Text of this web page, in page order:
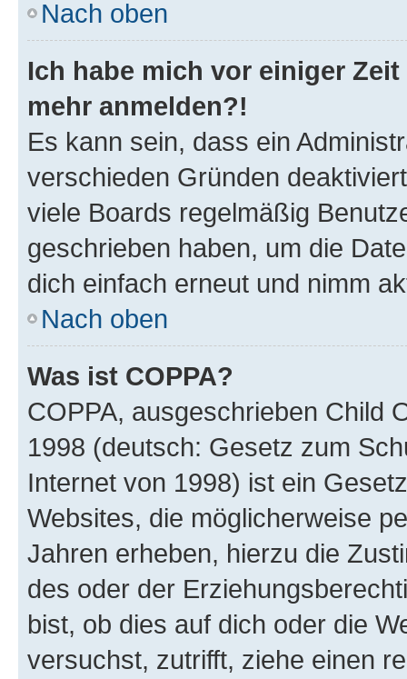
Nach oben
Ich habe mich vor einiger
mehr anmelden?!
Es kann sein, dass ein
verschieden Gründen
viele Boards regelmäßig
geschrieben haben, um die
dich einfach erneut und nimm
Nach oben
Was ist COPPA?
COPPA, ausgeschrieben Child
1998 (deutsch: Gesetz zum
Internet von 1998) ist ein
Websites, die möglicherweise
Jahren erheben, hierzu die
des oder der
bist, ob dies auf dich oder die
versuchst, zutrifft, ziehe einen